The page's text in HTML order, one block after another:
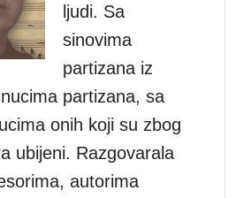
ljudi. Sa
sinovima
partizana iz
partizana, sa
onih koji su zbog
ubijeni. Razgovarala
autorima